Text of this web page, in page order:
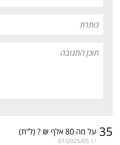
35 על מה 80 אלף ₪ ? (ל"ת)
י.ר 01/2025/05